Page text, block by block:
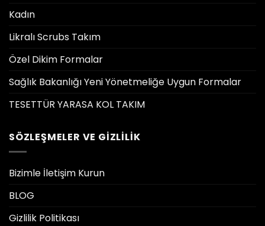
Kadın
Likralı Scrubs Takım
Özel Dikim Formalar
Sağlık Bakanlığı Yeni Yönetmeliğe Uygun Formalar
TESETTÜR YARASA KOL TAKIM
SÖZLEŞMELER VE GIZLILIK
Bizimle İletişim Kurun
BLOG
Gizlilik Politikası